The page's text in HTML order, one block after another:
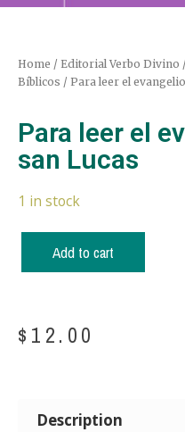
Home / Editorial Verbo Divino /
Bíblicos / Para leer el
Para leer el
san Lucas
1 in stock
Add to cart
$ 12.00
Description